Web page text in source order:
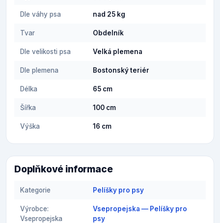
Dle váhy psa nad 25 kg
Tvar Obdelník
Dle velikosti psa Velká plemena
Dle plemena Bostonský teriér
Délka 65 cm
Šířka 100 cm
Výška 16 cm
Doplňkové informace
Kategorie Pelíšky pro psy
Výrobce:
Vsepropejska
Vsepropejska — Pelíšky pro
psy